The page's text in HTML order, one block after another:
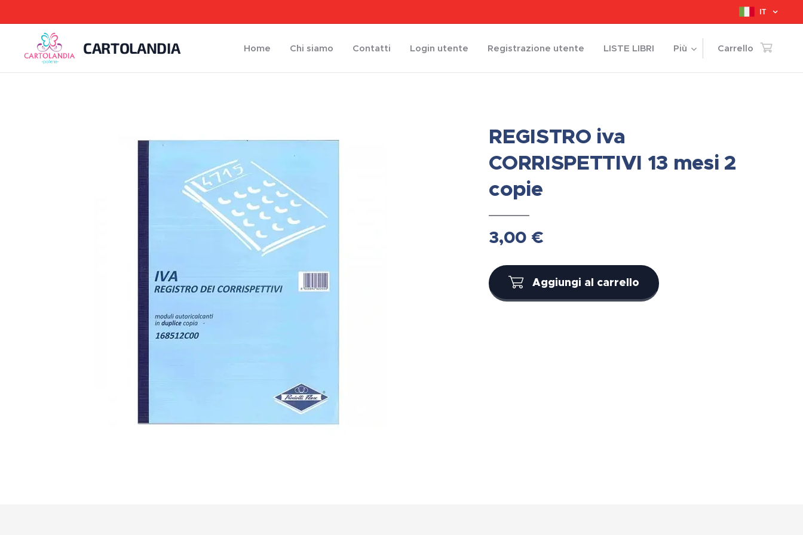
IT
CARTOLANDIA Home Chi siamo Contatti Login utente Registrazione utente LISTE LIBRI Più Carrello
REGISTRO iva
CORRISPETTIVI 13 mesi 2
copie
3,00 €
Aggiungi al carrello